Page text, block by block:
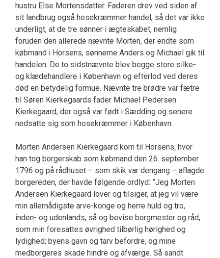
hustru Else Mortensdatter. Faderen drev ved siden af
sit landbrug også hosekræmmer handel, så det var ikke
underligt, at de tre sønner i ægteskabet, nemlig
foruden den allerede nævnte Morten, der endte som
købmand i Horsens, sønnerne Anders og Michael gik til
handelen. De to sidstnævnte blev begge store silke-
og klædehandlere i København og efterlod ved deres
død en betydelig formue. Nævnte tre brødre var fætre
til Søren Kierkegaards fader Michael Pedersen
Kierkegaard, der også var født i Sædding og senere
nedsatte sig som hosekræmmer i København.
Morten Andersen Kierkegaard kom til Horsens, hvor
han tog borgerskab som købmand den 26. september
1796 og på rådhuset – som skik var dengang – aflagde
borgereden, der havde følgende ordlyd: ”Jeg Morten
Andersen Kierkegaard lover og tilsiger, at jeg vil være
min allernådigste arve-konge og herre huld og tro,
inden- og udenlands, så og bevise borgmester og råd,
som min foresattes øvrighed tilbørlig hørighed og
lydighed; byens gavn og tarv befordre, og mine
medborgeres skade hindre og afværge. Så sandt